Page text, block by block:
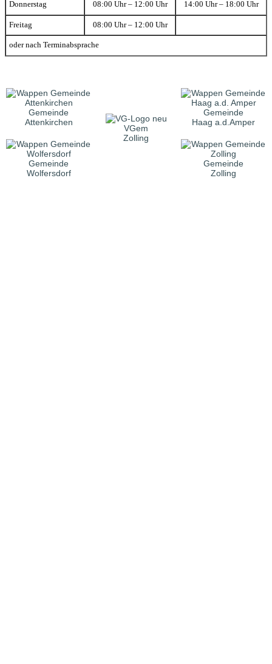
Donnerstag 08:00 Uhr – 12:00 Uhr 14:00 Uhr – 18:00 Uhr
Freitag 08:00 Uhr – 12:00 Uhr
oder nach Terminabsprache
Gemeinde
Attenkirchen
VGem
Zolling
Gemeinde
Haag a.d.Amper
Gemeinde
Wolfersdorf
Gemeinde
Zolling